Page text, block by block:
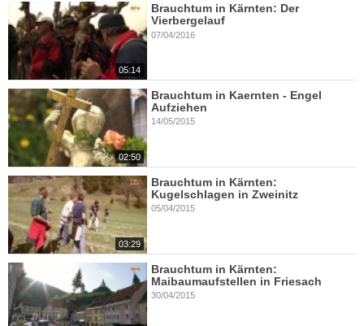
05:14
Brauchtum in Kärnten: Der
Vierbergelauf
07/04/2016
02:50
Brauchtum in Kaernten - Engel
Aufziehen
14/05/2015
03:29
Brauchtum in Kärnten:
Kugelschlagen in Zweinitz
05/04/2015
Brauchtum in Kärnten:
Maibaumaufstellen in Friesach
30/04/2015